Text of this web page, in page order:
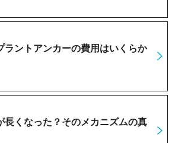
ラントアンカーの費用はいくらか
長くなった？そのメカニズムの真